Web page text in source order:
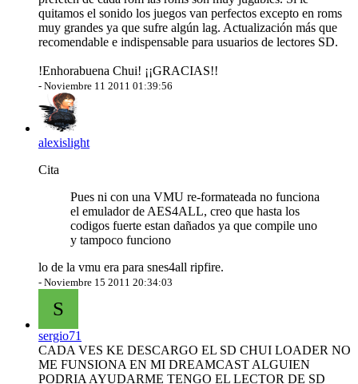
quitamos el sonido los juegos van perfectos excepto en roms
muy grandes ya que sufre algún lag. Actualización más que
recomendable e indispensable para usuarios de lectores SD.
!Enhorabuena Chui! ¡¡GRACIAS!!
- Noviembre 11 2011 01:39:56
alexislight
Cita
Pues ni con una VMU re-formateada no funciona
el emulador de AES4ALL, creo que hasta los
codigos fuerte estan dañados ya que compile uno
y tampoco funciono
lo de la vmu era para snes4all ripfire.
- Noviembre 15 2011 20:34:03
S
sergio71
CADA VES KE DESCARGO EL SD CHUI LOADER NO
ME FUNSIONA EN MI DREAMCAST ALGUIEN
PODRIA AYUDARME TENGO EL LECTOR DE SD